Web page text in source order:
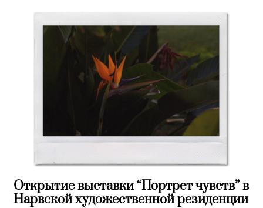
Открытие выставки “Портрет чувств” в
Нарвской художественной резиденции